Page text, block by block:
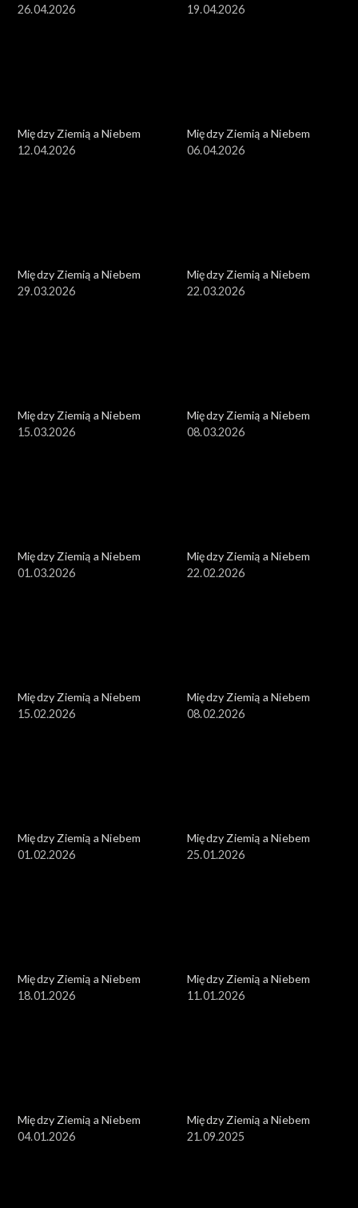
26.04.2026
19.04.2026
Między Ziemią a Niebem
12.04.2026
Między Ziemią a Niebem
06.04.2026
Między Ziemią a Niebem
29.03.2026
Między Ziemią a Niebem
22.03.2026
Między Ziemią a Niebem
15.03.2026
Między Ziemią a Niebem
08.03.2026
Między Ziemią a Niebem
01.03.2026
Między Ziemią a Niebem
22.02.2026
Między Ziemią a Niebem
15.02.2026
Między Ziemią a Niebem
08.02.2026
Między Ziemią a Niebem
01.02.2026
Między Ziemią a Niebem
25.01.2026
Między Ziemią a Niebem
18.01.2026
Między Ziemią a Niebem
11.01.2026
Między Ziemią a Niebem
04.01.2026
Między Ziemią a Niebem
21.09.2025